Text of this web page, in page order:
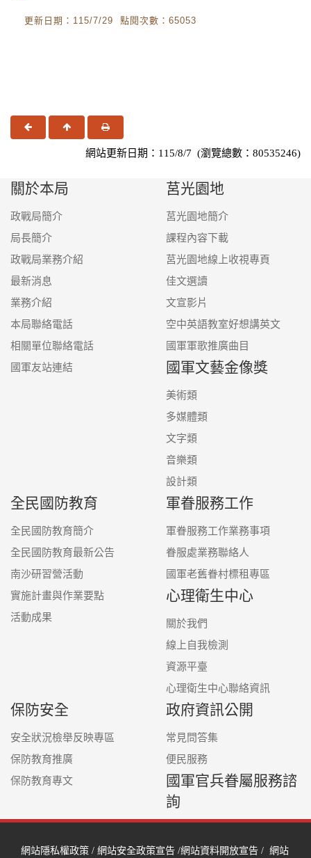
更新日期：115/7/29 點閱次數：65053
上一頁 回頂端 友善列印
網站更新日期：115/8/7 (瀏覽總數：80535246)
關於本局
政戰局簡介
局長簡介
政戰局業務介紹
最新消息
業務介紹
本局聯絡電話
相關單位聯絡電話
國軍友站連結
莒光園地
莒光園地簡介
課程內容下載
莒光園地線上收視專頁
佳文選讀
文宣影片
空中英語教室好想講英文
國軍軍歌推廣曲目
國軍文藝金像獎
美術類
多媒體類
文字類
音樂類
設計類
全民國防教育
全民國防教育簡介
全民國防教育最新公告
南沙研習營活動
實施計畫與作業要點
活動成果
軍眷服務工作
軍眷服務工作業務事項
眷服處業務聯絡人
國軍老舊眷村標租專區
心理衛生中心
關於我們
線上自我檢測
資源平臺
心理衛生中心聯絡資訊
保防安全
安全狀況檢舉反映專區
保防教育推廣
保防教育專文
政府資訊公開
常見問答集
便民服務
國軍官兵眷屬服務諮
詢
網站隱私權政策 / 網站安全政策宣告 /網站資料開放宣告 / 網站